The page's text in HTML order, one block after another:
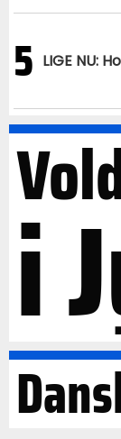
5 LIGE NU:
i